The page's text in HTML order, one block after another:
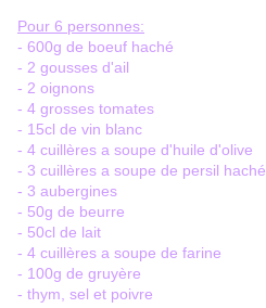
Pour 6 personnes:
- 600g de boeuf haché
- 2 gousses d'ail
- 2 oignons
- 4 grosses tomates
- 15cl de vin blanc
- 4 cuillères a soupe d'huile d'olive
- 3 cuillères a soupe de persil haché
- 3 aubergines
- 50g de beurre
- 50cl de lait
- 4 cuillères a soupe de farine
- 100g de gruyère
- thym, sel et poivre